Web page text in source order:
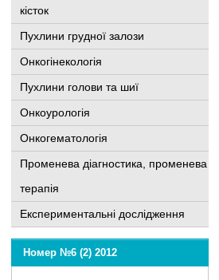
кісток
Пухлини грудної залози
Онкогінекологія
Пухлини голови та шиї
Онкоурологія
Онкогематологія
Променева діагностика, променева
терапія
Експериментальні дослідження
Номер №6 (2) 2012